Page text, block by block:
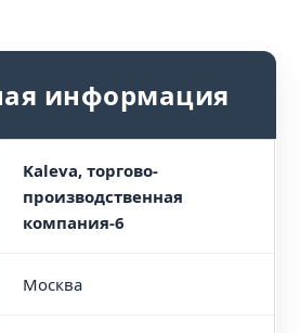
информация
Kaleva, торгово-
производственная
компания-6
Москва